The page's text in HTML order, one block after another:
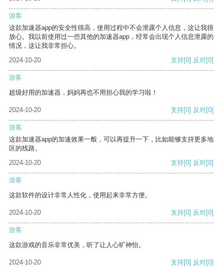
游客
这款加速器app的安全性很高，使用过程中不会泄露个人信息，这让我很
放心。我以前使用过一些其他的加速器app，经常会出现个人信息泄露的
情况，这让我非常担心。
2024-10-20
支持[0] 反对[0]
游客
超级好用的加速器，妈妈再也不用担心我的学习啦！
2024-10-20 支持[0] 反对[0]
游客
这款加速器app的加速效果一般，可以再提升一下，比如能够支持更多地
区的线路。
2024-10-20
支持[0] 反对[0]
游客
这款软件的设计非常人性化，使用起来非常方便。
2024-10-20 支持[0] 反对[0]
游客
这款游戏的音乐非常优美，听了让人心旷神怡。
2024-10-20 支持[0] 反对[0]